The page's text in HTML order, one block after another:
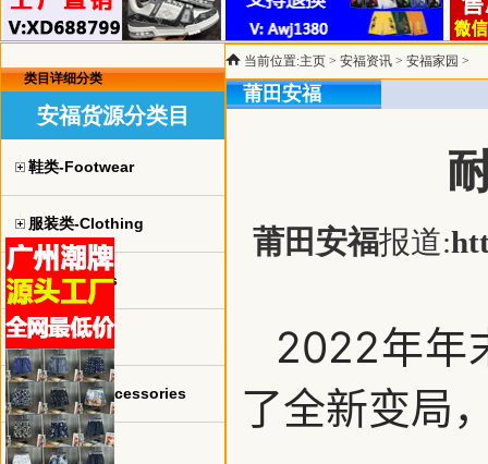
类目详细分类
安福货源分类目
鞋类-Footwear
服装类-Clothing
球衣-jerseys
手表-watch
珠宝饰品-Accessories
包包-bags
当前位置:主页 > 安福资讯 > 安福家园 >
莆田安福
莆田安福报道:
2022年年
了全新变局